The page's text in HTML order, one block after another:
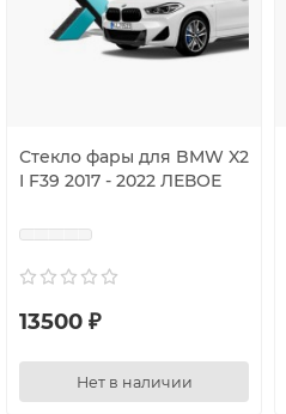
Стекло фары для BMW X2
I F39 2017 - 2022 ЛЕВОЕ
13500 ₽
Нет в наличии